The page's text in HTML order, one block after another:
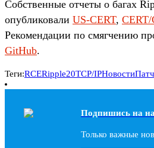
Собственные отчеты о багах
опубликовали US-CERT, CERT/
Рекомендации по смягчению
GitHub.
Теги:RCERipple20TCP/IPНовости
Подпишись на
Только важные